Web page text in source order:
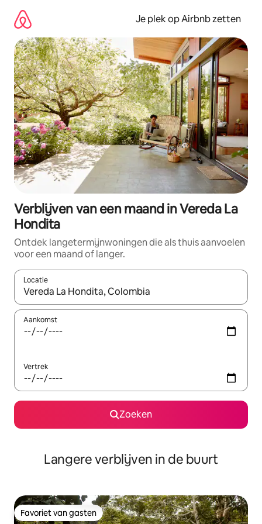
direct
naar
inhoud
Je plek op Airbnb zetten
Verblijven van een maand in Vereda La
Hondita
Ontdek langetermijnwoningen die als thuis aanvoelen
voor een maand of langer.
Locatie
Wanneer er resultaten beschikbaar zijn, maak je een keuze
Aankomst
Vertrek
Zoeken
Langere verblijven in de buurt
Favoriet van gasten
Favoriet van gasten